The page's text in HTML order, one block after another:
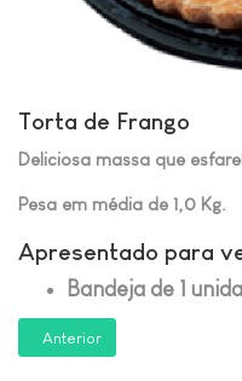
Torta de Frango
Deliciosa massa que
Pesa em média de 1,0 Kg.
Apresentado para
Bandeja de 1
Artigo anterior: Torta de
Anterior